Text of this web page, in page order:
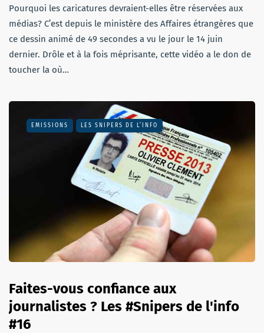
Pourquoi les caricatures devraient-elles être réservées aux
médias? C’est depuis le ministère des Affaires étrangères que
ce dessin animé de 49 secondes a vu le jour le 14 juin
dernier. Drôle et à la fois méprisante, cette vidéo a le don de
toucher la où…
EMISSIONS LES SNIPERS DE L’INFO
Faites-vous confiance aux
journalistes ? Les #Snipers de l'info
#16